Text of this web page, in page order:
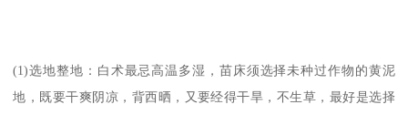
(1)选地整地：白术最忌高温多湿，苗床须选择未种过作物的黄泥
地，既要干爽阴凉，背西晒，又要经得干旱，不生草，最好是选择